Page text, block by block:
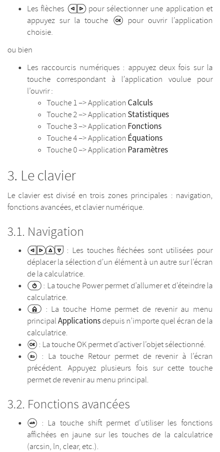
Les flèches
pour sélectionner une application et
appuyez sur la touche
pour ouvrir l’application
choisie.
ou bien
Les raccourcis numériques : appuyez deux fois sur la
touche correspondant à l’application voulue pour
l’ouvrir :
Touche 1 –> Application Calculs
Touche 2 –> Application Statistiques
Touche 3 –> Application Fonctions
Touche 4 –> Application Équations
Touche 0 –> Application Paramètres
Le clavier
Le clavier est divisé en trois zones principales : navigation,
fonctions avancées, et clavier numérique.
Navigation
: Les touches fléchées sont utilisées pour
déplacer la sélection d’un élément à un autre sur l’écran
de la calculatrice.
: La touche Power permet d’allumer et d’éteindre la
calculatrice.
: La touche Home permet de revenir au menu
principalApplicationsdepuis n’importe quel écran de la
calculatrice.
: La touche OK permet d’activer l’objet sélectionné.
: La touche Retour permet de revenir à l’écran
précédent. Appuyez plusieurs fois sur cette touche
permet de revenir au menu principal.
Fonctions avancées
: La touche shift permet d’utiliser les fonctions
affichées en jaune sur les touches de la calculatrice
(arcsin, ln, clear, etc.).